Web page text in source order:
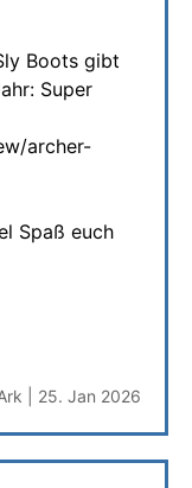
Boots gibt
Super
archer-
Spaß euch
| 25. Jan 2026